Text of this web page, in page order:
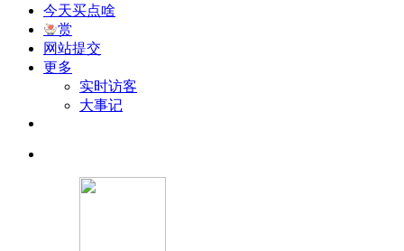
今天买点啥
赏
网站提交
更多
实时访客
大事记